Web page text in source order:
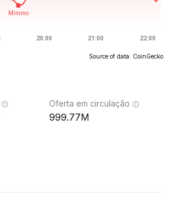
Source of data: CoinGecko
Oferta em circulação
999.77M